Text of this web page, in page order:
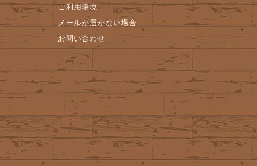
ご利用環境
メールが届かない場合
お問い合わせ